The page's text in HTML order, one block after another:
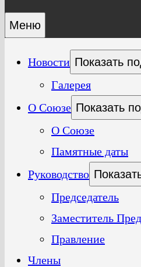
Меню
Новости Показать
Галерея
О Союзе Показать
О Союзе
Памятные даты
Руководство
Председатель
Заместитель
Правление
Члены